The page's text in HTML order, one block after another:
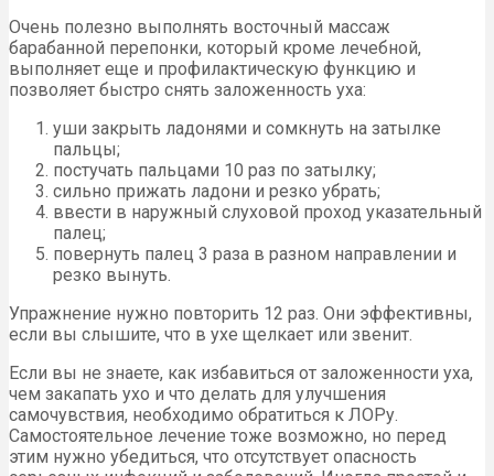
Очень полезно выполнять восточный массаж
барабанной перепонки, который кроме лечебной,
выполняет еще и профилактическую функцию и
позволяет быстро снять заложенность уха:
уши закрыть ладонями и сомкнуть на затылке
пальцы;
постучать пальцами 10 раз по затылку;
сильно прижать ладони и резко убрать;
ввести в наружный слуховой проход указательный
палец;
повернуть палец 3 раза в разном направлении и
резко вынуть.
Упражнение нужно повторить 12 раз. Они эффективны,
если вы слышите, что в ухе щелкает или звенит.
Если вы не знаете, как избавиться от заложенности уха,
чем закапать ухо и что делать для улучшения
самочувствия, необходимо обратиться к ЛОРу.
Самостоятельное лечение тоже возможно, но перед
этим нужно убедиться, что отсутствует опасность